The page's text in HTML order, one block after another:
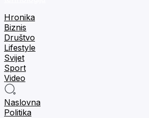
Hronika
Biznis
Društvo
Lifestyle
Svijet
Sport
Video
Naslovna
Politika